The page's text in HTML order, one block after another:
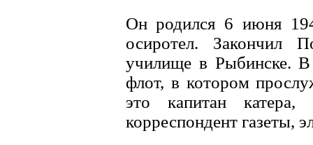
Он родился 6 июня
осиротел. Закончил
училище в Рыбинске.
флот, в котором
это капитан катера,
корреспондент газеты,